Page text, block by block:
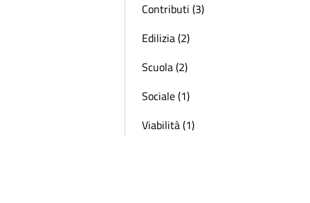
Contributi (3)
Edilizia (2)
Scuola (2)
Sociale (1)
Viabilità (1)